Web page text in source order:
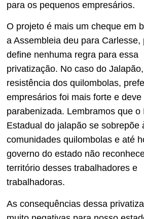
para os pequenos empresários.
O projeto é mais um cheque em
a Assembleia deu para Carlesse,
define nenhuma regra para essa
privatização. No caso do
resistência dos quilombolas,
empresários foi mais forte e deve
parabenizada. Lembramos que o
Estadual do jalapão se sobrepõe
comunidades quilombolas e até
governo do estado não
território desses trabalhadores e
trabalhadoras.
As consequências dessa